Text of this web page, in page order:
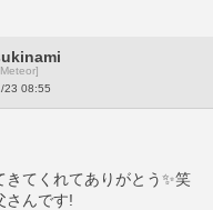
23 08:55
きてくれてありがとう✨笑
さんです!